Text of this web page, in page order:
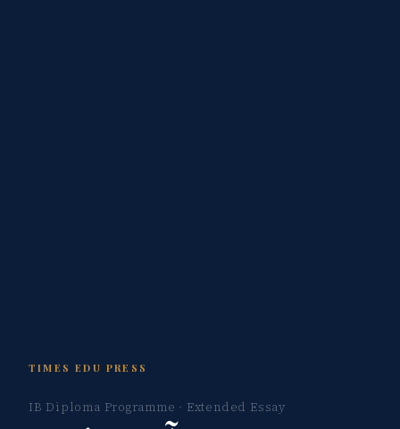
TIMES EDU PRESS
IB Diploma Programme · Extended Essay